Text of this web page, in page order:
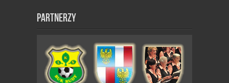
Partnerzy